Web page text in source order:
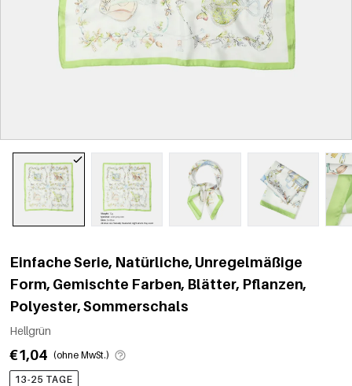
Einfache Serie, Natürliche, Unregelmäßige
Form, Gemischte Farben, Blätter, Pflanzen,
Polyester, Sommerschals
Hellgrün
€1,04 (ohne MwSt.)
13-25 TAGE